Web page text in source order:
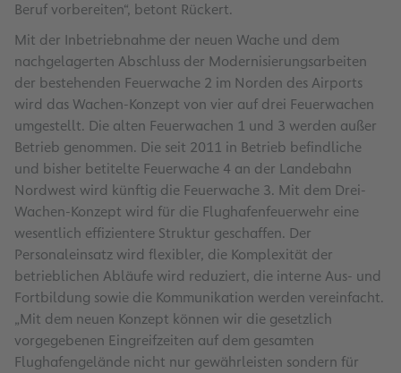
Beruf vorbereiten“, betont Rückert.
Mit der Inbetriebnahme der neuen Wache und dem
nachgelagerten Abschluss der Modernisierungsarbeiten
der bestehenden Feuerwache 2 im Norden des Airports
wird das Wachen-Konzept von vier auf drei Feuerwachen
umgestellt. Die alten Feuerwachen 1 und 3 werden außer
Betrieb genommen. Die seit 2011 in Betrieb befindliche
und bisher betitelte Feuerwache 4 an der Landebahn
Nordwest wird künftig die Feuerwache 3. Mit dem Drei-
Wachen-Konzept wird für die Flughafenfeuerwehr eine
wesentlich effizientere Struktur geschaffen. Der
Personaleinsatz wird flexibler, die Komplexität der
betrieblichen Abläufe wird reduziert, die interne Aus- und
Fortbildung sowie die Kommunikation werden vereinfacht.
„Mit dem neuen Konzept können wir die gesetzlich
vorgegebenen Eingreifzeiten auf dem gesamten
Flughafengelände nicht nur gewährleisten sondern für